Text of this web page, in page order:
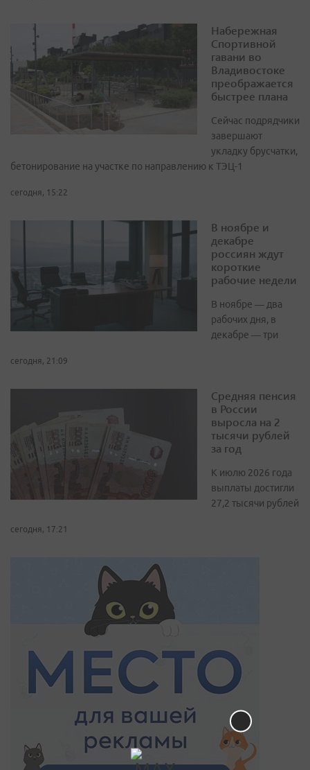
Набережная
Спортивной
гавани во
Владивостоке
преображается
быстрее плана
Сейчас подрядчики
завершают
укладку брусчатки,
бетонирование на участке по направлению к ТЭЦ-1
сегодня, 15:22
В ноябре и
декабре
россиян ждут
короткие
рабочие недели
В ноябре — два
рабочих дня, в
декабре — три
сегодня, 21:09
Средняя пенсия
в России
выросла на 2
тысячи рублей
за год
К июлю 2026 года
выплаты достигли
27,2 тысячи рублей
сегодня, 17:21